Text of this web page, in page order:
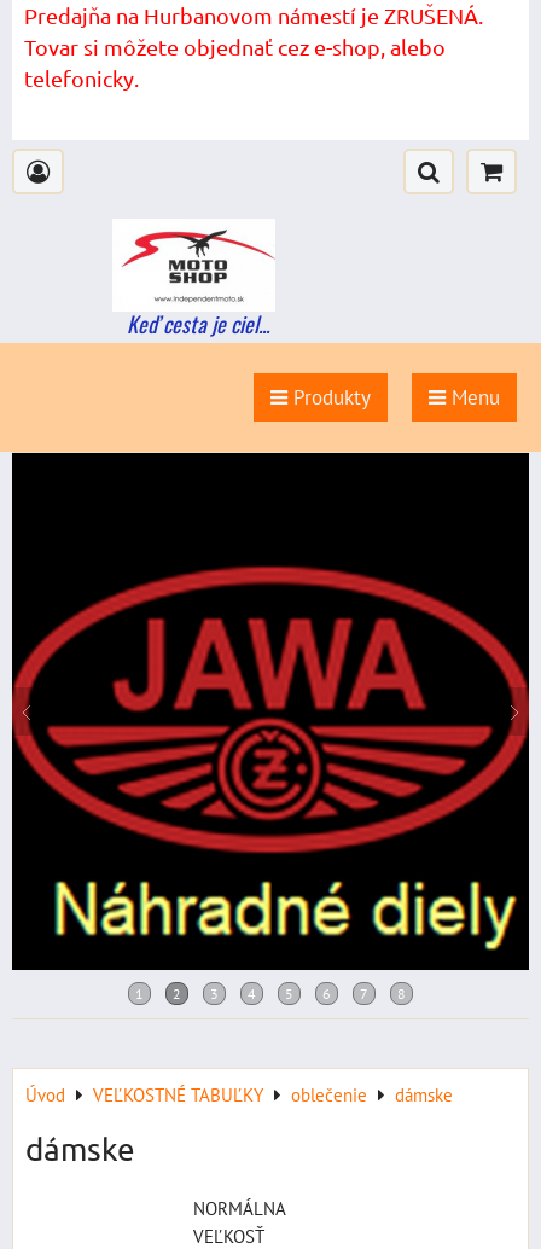
Predajňa na Hurbanovom námestí je ZRUŠENÁ.
Tovar si môžete objednať cez e-shop, alebo
telefonicky.
Keď cesta je ciel...
Produkty Menu
Úvod VEĽKOSTNÉ TABUĽKY oblečenie dámske
dámske
NORMÁLNA
VEĽKOSŤ